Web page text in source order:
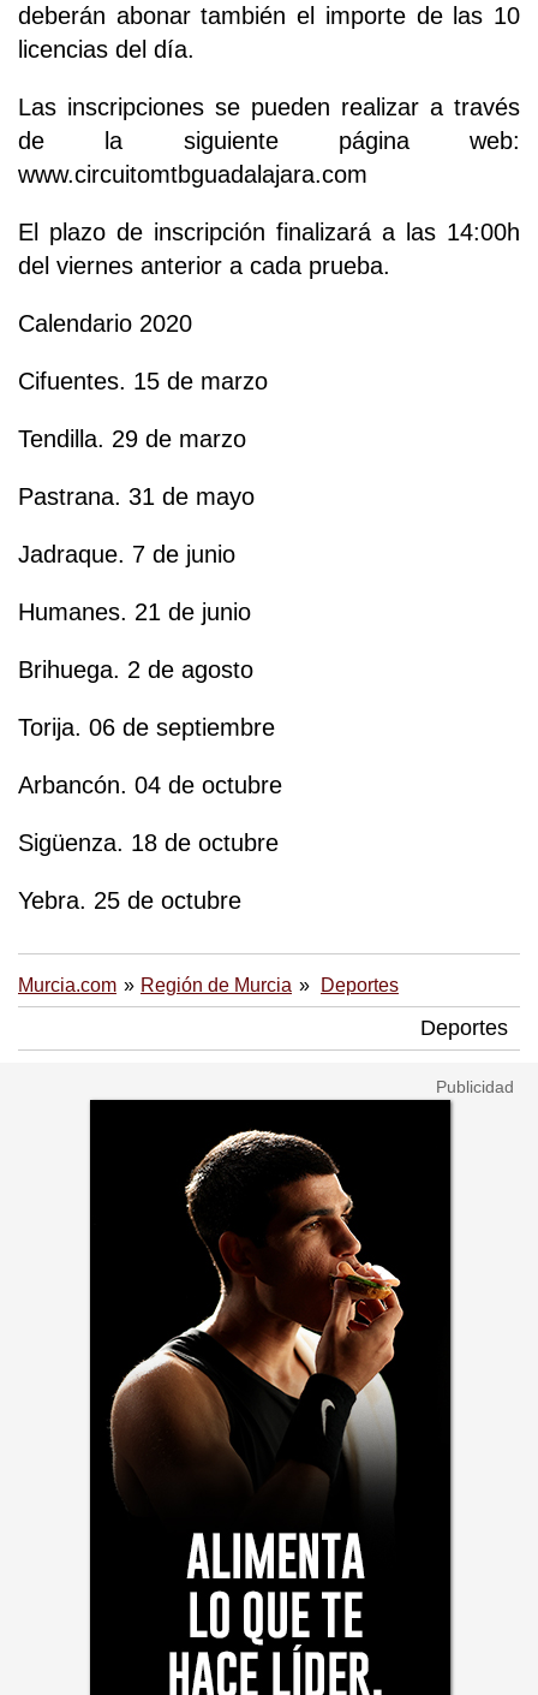
deberán abonar también el importe de las 10
licencias del día.
Las inscripciones se pueden realizar a través
de la siguiente página web:
www.circuitomtbguadalajara.com
El plazo de inscripción finalizará a las 14:00h
del viernes anterior a cada prueba.
Calendario 2020
Cifuentes. 15 de marzo
Tendilla. 29 de marzo
Pastrana. 31 de mayo
Jadraque. 7 de junio
Humanes. 21 de junio
Brihuega. 2 de agosto
Torija. 06 de septiembre
Arbancón. 04 de octubre
Sigüenza. 18 de octubre
Yebra. 25 de octubre
Murcia.com Región de Murcia Deportes
Deportes